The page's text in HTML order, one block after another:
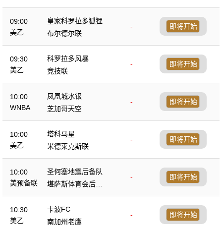
09:00
美乙
皇家科罗拉多狐狸
-
布尔德尔联
即将开始
09:30
美乙
科罗拉多风暴
-
竞技联
即将开始
10:00
WNBA
凤凰城水银
-
芝加哥天空
即将开始
10:00
美乙
塔科马星
-
米德莱克斯联
即将开始
10:00
美预备联
圣何塞地震后备队
-
堪萨斯体育会后备
队
即将开始
10:30
美乙
卡波FC
-
南加州老鹰
即将开始